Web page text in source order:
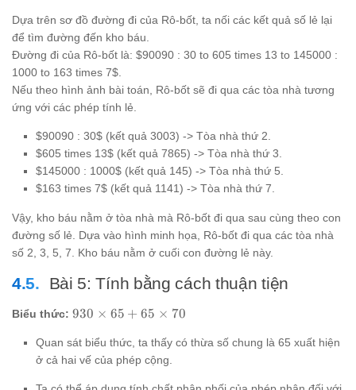
7865
1141
Dựa trên sơ đồ đường đi của Rô-bốt, ta nối các kết quả số lẻ lại
để tìm đường đến kho báu.
Đường đi của Rô-bốt là: $90090 : 30 to 605 times 13 to 145000 :
1000 to 163 times 7$.
Nếu theo hình ảnh bài toán, Rô-bốt sẽ đi qua các tòa nhà tương
ứng với các phép tính lẻ.
$90090 : 30$ (kết quả 3003) -> Tòa nhà thứ 2.
$605 times 13$ (kết quả 7865) -> Tòa nhà thứ 3.
$145000 : 1000$ (kết quả 145) -> Tòa nhà thứ 5.
$163 times 7$ (kết quả 1141) -> Tòa nhà thứ 7.
Vậy, kho báu nằm ở tòa nhà mà Rô-bốt đi qua sau cùng theo con
đường số lẻ. Dựa vào hình minh họa, Rô-bốt đi qua các tòa nhà
số 2, 3, 5, 7. Kho báu nằm ở cuối con đường lẻ này.
Bài 5: Tính bằng cách thuận tiện
Biểu thức: 930
65 +
65
930 × 65 + 65 × 70
Quan sát biểu thức, ta thấy có thừa số chung là 65 xuất hiện
ở cả hai vế của phép cộng.